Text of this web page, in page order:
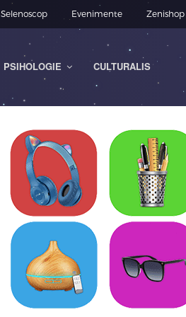
Selenoscop Evenimente Zenishop
PSIHOLOGIE CULTURALIS